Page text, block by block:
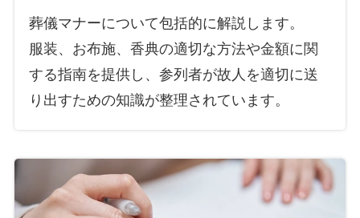
葬儀マナーについて包括的に解説します。
服装、お布施、香典の適切な方法や金額に関
する指南を提供し、参列者が故人を適切に送
り出すための知識が整理されています。